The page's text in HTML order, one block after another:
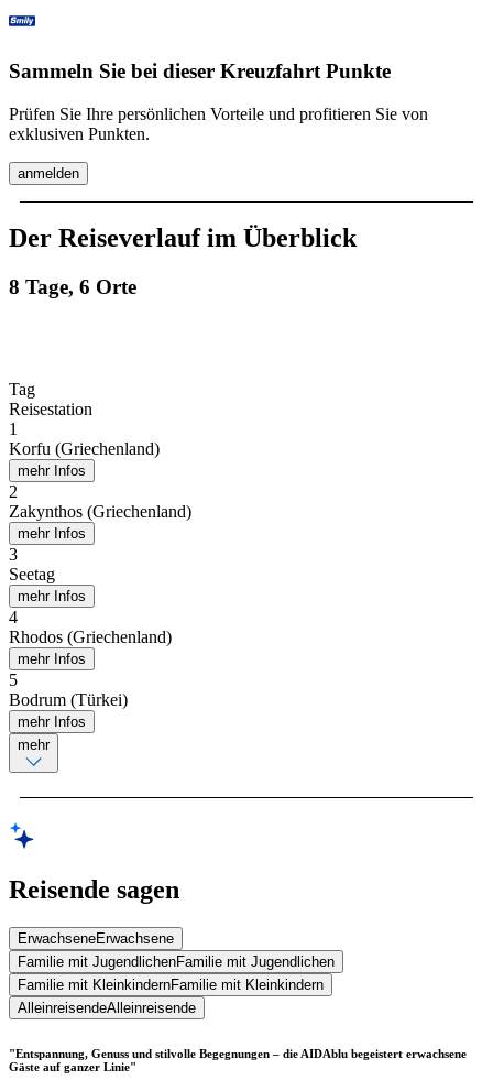
Sammeln Sie bei dieser Kreuzfahrt Punkte
Prüfen Sie Ihre persönlichen Vorteile und profitieren Sie von
exklusiven Punkten.
anmelden
Der Reiseverlauf im Überblick
8 Tage, 6 Orte
Tag
Reisestation
1
Korfu (Griechenland)
mehr Infos
2
Zakynthos (Griechenland)
mehr Infos
3
Seetag
mehr Infos
4
Rhodos (Griechenland)
mehr Infos
5
Bodrum (Türkei)
mehr Infos
mehr
Reisende sagen
ErwachseneErwachsene
Familie mit JugendlichenFamilie mit Jugendlichen
Familie mit KleinkindernFamilie mit Kleinkindern
AlleinreisendeAlleinreisende
"Entspannung, Genuss und stilvolle Begegnungen – die AIDAblu begeistert erwachsene
Gäste auf ganzer Linie"